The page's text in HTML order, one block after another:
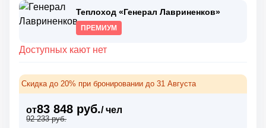
Теплоход «Генерал Лавриненков»
ПРЕМИУМ
Доступных кают нет
Скидка до 20% при бронировании до 31 Августа
от83 848 руб./ чел
92 233 руб.